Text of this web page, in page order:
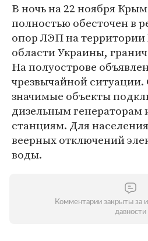
В ночь на 22 ноября Крым
полностью обесточен в
опор ЛЭП на территории
области Украины,
На полуострове
чрезвычайной ситуации.
значимые объекты
дизельным
станциям. Для
веерных отключений
воды.
Комментарии закрыты за
давности